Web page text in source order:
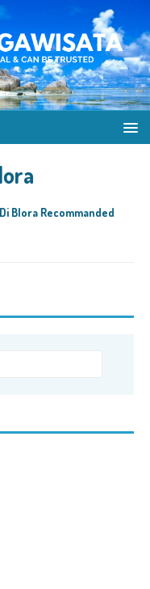
Blora Recommanded